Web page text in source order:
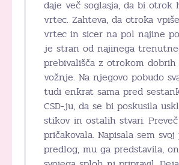
daje več soglasja, da bi
vrtec. Zahteva, da otroka
vrtec in sicer na pol najine
je stran od najinega
prebivališča z otrokom
vožnje. Na njegovo pobudo
tudi enkrat sama pred
CSD-ju, da se bi poskusila
stikov in ostalih stvari.
pričakovala. Napisala sem
predlog, mu ga predstavila,